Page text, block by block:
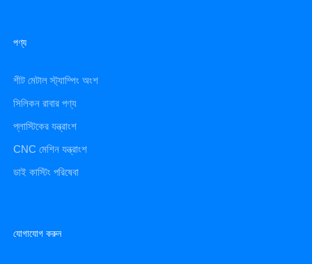
পণ্য
শীট মেটাল স্ট্যাম্পিং অংশ
সিলিকন রাবার পণ্য
প্লাস্টিকের যন্ত্রাংশ
CNC মেশিন যন্ত্রাংশ
ডাই কাস্টিং পরিষেবা
যোগাযোগ করুন